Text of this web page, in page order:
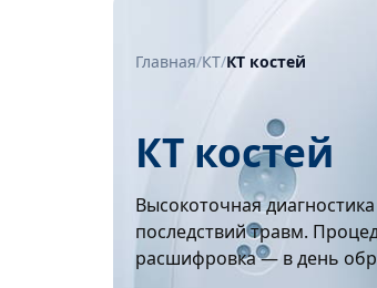
Главная/КТ/КТ костей
КТ костей
Высокоточная
последствий травм.
расшифровка — в день